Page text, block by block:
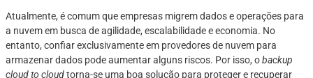
Atualmente, é comum que empresas migrem dados e operações para
a nuvem em busca de agilidade, escalabilidade e economia. No
entanto, confiar exclusivamente em provedores de nuvem para
armazenar dados pode aumentar alguns riscos. Por isso, obackup
cloud to cloudtorna-se uma boa solução para proteger e recuperar